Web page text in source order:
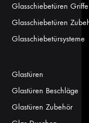
Glasschiebetüren Griffe
Glasschiebetüren
Glasschiebetürsysteme
Glastüren
Glastüren Beschläge
Glastüren Zubehör